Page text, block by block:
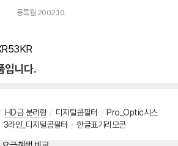
등록월 2002.10.
입니다.
/ HD급 분리형 / 디지털콤필터 / Pro_Optic시스
3라인_디지털콤필터 / 한글표기리모콘